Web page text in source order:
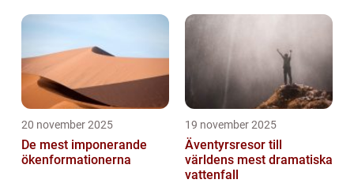
20 november 2025
De mest imponerande
ökenformationerna
19 november 2025
Äventyrsresor till
världens mest dramatiska
vattenfall